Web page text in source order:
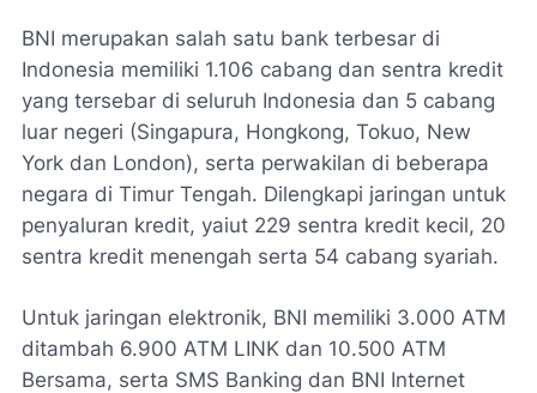
BNI merupakan salah satu bank terbesar di
Indonesia memiliki 1.106 cabang dan sentra kredit
yang tersebar di seluruh Indonesia dan 5 cabang
luar negeri (Singapura, Hongkong, Tokuo, New
York dan London), serta perwakilan di beberapa
negara di Timur Tengah. Dilengkapi jaringan untuk
penyaluran kredit, yaiut 229 sentra kredit kecil, 20
sentra kredit menengah serta 54 cabang syariah.
Untuk jaringan elektronik, BNI memiliki 3.000 ATM
ditambah 6.900 ATM LINK dan 10.500 ATM
Bersama, serta SMS Banking dan BNI Internet